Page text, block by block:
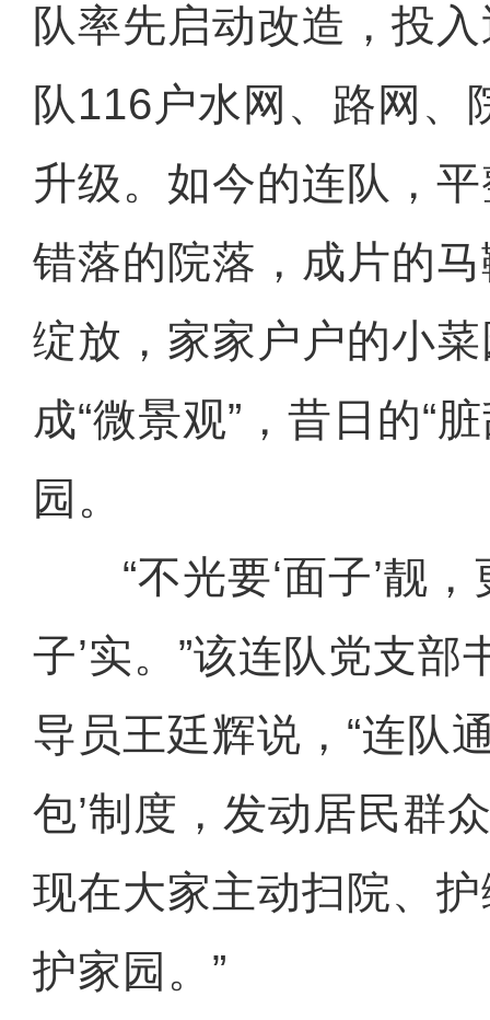
队率先启动改造，投
队116户水网、路网、
升级。如今的连队，
错落的院落，成片的
绽放，家家户户的小
成“微景观”，昔日的“
园。
“不光要‘面子’靓，
子’实。”该连队党支部
导员王廷辉说，“连队
包’制度，发动居民群
现在大家主动扫院、
护家园。”